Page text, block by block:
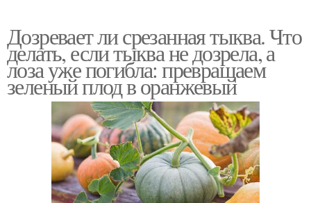
Дозревает ли срезанная тыква. Что
делать, если тыква не дозрела, а
лоза уже погибла: превращаем
зеленый плод в оранжевый